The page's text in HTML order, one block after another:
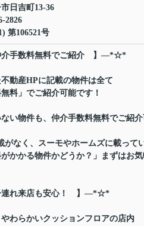
日吉町13-36
2826
第106521号
手数料無料でご紹介 】―*☆*
動産HPに記載の物件は全て
無料」でご紹介可能です！
い物件も、仲介手数料無料でご紹
がなく、スーモやホームズに載って
がかかる物件かどうか？」まずはお
れ来店も安心！ 】―*☆*
わらかいクッションフロアの店内